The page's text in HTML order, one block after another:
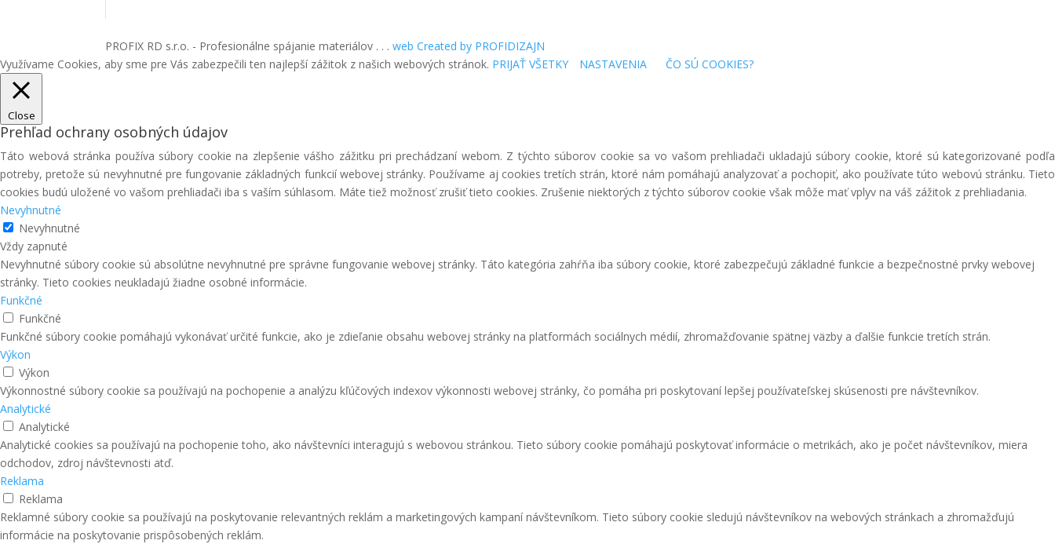
PROFIX RD s.r.o. - Profesionálne spájanie materiálov . . .web Created by PROFIDIZAJN
Využívame Cookies, aby sme pre Vás zabezpečili ten najlepší zážitok z našich webových stránok. PRIJAŤ VŠETKY NASTAVENIA ČO SÚ COOKIES?
Close
Prehľad ochrany osobných údajov
Táto webová stránka používa súbory cookie na zlepšenie vášho zážitku pri prechádzaní webom. Z týchto súborov cookie sa vo vašom prehliadači ukladajú súbory cookie, ktoré sú kategorizované podľa
potreby, pretože sú nevyhnutné pre fungovanie základných funkcií webovej stránky. Používame aj cookies tretích strán, ktoré nám pomáhajú analyzovať a pochopiť, ako používate túto webovú stránku. Tieto
cookies budú uložené vo vašom prehliadači iba s vaším súhlasom. Máte tiež možnosť zrušiť tieto cookies. Zrušenie niektorých z týchto súborov cookie však môže mať vplyv na váš zážitok z prehliadania.
Nevyhnutné
Nevyhnutné
Vždy zapnuté
Nevyhnutné súbory cookie sú absolútne nevyhnutné pre správne fungovanie webovej stránky. Táto kategória zahŕňa iba súbory cookie, ktoré zabezpečujú základné funkcie a bezpečnostné prvky webovej
stránky. Tieto cookies neukladajú žiadne osobné informácie.
Funkčné
Funkčné
Funkčné súbory cookie pomáhajú vykonávať určité funkcie, ako je zdieľanie obsahu webovej stránky na platformách sociálnych médií, zhromažďovanie spätnej väzby a ďalšie funkcie tretích strán.
Výkon
Výkon
Výkonnostné súbory cookie sa používajú na pochopenie a analýzu kľúčových indexov výkonnosti webovej stránky, čo pomáha pri poskytovaní lepšej používateľskej skúsenosti pre návštevníkov.
Analytické
Analytické
Analytické cookies sa používajú na pochopenie toho, ako návštevníci interagujú s webovou stránkou. Tieto súbory cookie pomáhajú poskytovať informácie o metrikách, ako je počet návštevníkov, miera
odchodov, zdroj návštevnosti atď.
Reklama
Reklama
Reklamné súbory cookie sa používajú na poskytovanie relevantných reklám a marketingových kampaní návštevníkom. Tieto súbory cookie sledujú návštevníkov na webových stránkach a zhromažďujú
informácie na poskytovanie prispôsobených reklám.